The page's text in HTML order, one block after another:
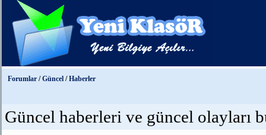
Forumlar /Güncel /Haberler
Güncel haberleri ve güncel olayları